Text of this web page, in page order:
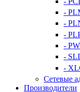
-
-
-
-
-
-
Сетевые
Производители